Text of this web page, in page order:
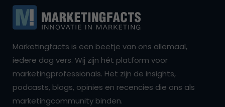
Marketingfacts is een beetje van ons allemaal,
iedere dag vers. Wij zijn hét platform voor
marketingprofessionals. Het zijn de insights,
podcasts, blogs, opinies en recencies die ons als
marketingcommunity binden.